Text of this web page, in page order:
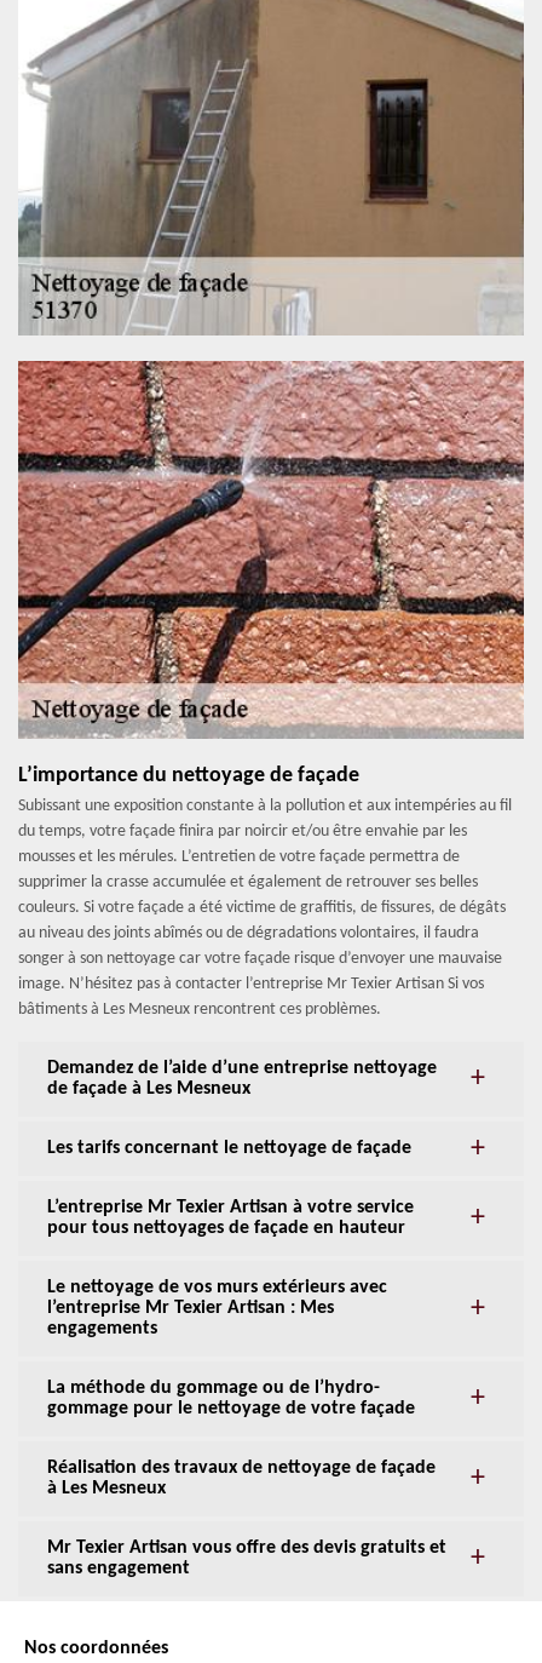
L’importance du nettoyage de façade
Subissant une exposition constante à la pollution et aux intempéries au fil
du temps, votre façade finira par noircir et/ou être envahie par les
mousses et les mérules. L’entretien de votre façade permettra de
supprimer la crasse accumulée et également de retrouver ses belles
couleurs. Si votre façade a été victime de graffitis, de fissures, de dégâts
au niveau des joints abîmés ou de dégradations volontaires, il faudra
songer à son nettoyage car votre façade risque d’envoyer une mauvaise
image. N’hésitez pas à contacter l’entreprise Mr Texier Artisan Si vos
bâtiments à Les Mesneux rencontrent ces problèmes.
Demandez de l’aide d’une entreprise nettoyage
de façade à Les Mesneux
Les tarifs concernant le nettoyage de façade
L’entreprise Mr Texier Artisan à votre service
pour tous nettoyages de façade en hauteur
Le nettoyage de vos murs extérieurs avec
l’entreprise Mr Texier Artisan : Mes
engagements
La méthode du gommage ou de l’hydro-
gommage pour le nettoyage de votre façade
Réalisation des travaux de nettoyage de façade
à Les Mesneux
Mr Texier Artisan vous offre des devis gratuits et
sans engagement
Nos coordonnées